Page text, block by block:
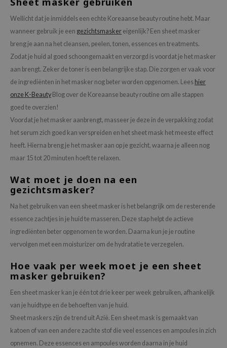
Wellicht dat je inmiddels een echte Koreaanse beauty routine hebt. Maar
wanneer gebruik je een gezichtsmasker eigenlijk? Een sheet masker
breng je aan na het cleansen, peelen, tonen, essences en treatments.
Zodat je huid al goed schoongemaakt en verzorgd is voordat je het masker
aan brengt. Zeker de toner is een belangrijke stap. Die zorgen er vaak voor
de ingrediënten in het masker nog beter worden opgenomen. Lees hier
onze K-Beauty Blog over de Koreaanse beauty routine om alle stappen
goed te overzien!
Voordat je het masker aanbrengt, masseer je deze in de verpakking zodat
het serum zich goed kan verspreiden en het sheet mask het meeste effect
heeft. Hierna breng je het masker aan op je gezicht, waarna je alleen nog
maar 15 tot 20 minuten hoeft te relaxen.
Wat moet je doen na een
gezichtsmasker?
Na het gebruiken van een sheet masker is het belangrijk om de resterende
essence zachtjes in je huid te masseren. Deze stap helpt de actieve
ingrediënten beter opgenomen te worden. Daarna kun je je routine
vervolgen met een moisturizer om de hydratatie te verzegelen.
Hoe vaak per week moet je een sheet
masker gebruiken?
Een sheet masker kan je één tot drie keer per week gebruiken, afhankelijk
van je huidtype en de behoeften van je huid.
Sheet maskers zijn de trend uit Azië. Een sheet mask is gemaakt van
katoen of van een andere zachte stof die veel essences en ampoules in zich
opnemen. Deze essences en ampoules worden daarna in je huid